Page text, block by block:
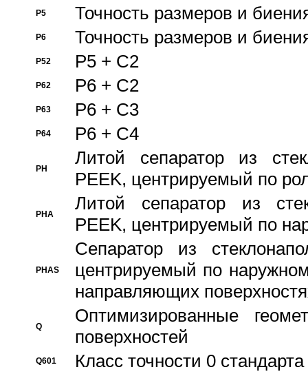
P5 Точность размеров и
P6 Точность размеров и
P52 P5 + C2
P62 P6 + C2
P63 P6 + C3
P64 P6 + C4
PH
Литой сепаратор из
PEEK, центрируемый по
PHA
Литой сепаратор из
PEEK, центрируемый по
PHAS
Сепаратор из
центрируемый по
направляющих
Q
Оптимизированные
поверхностей
Q601 Класс точности 0